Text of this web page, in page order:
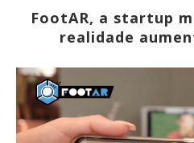
FootAR, a startup
realidade